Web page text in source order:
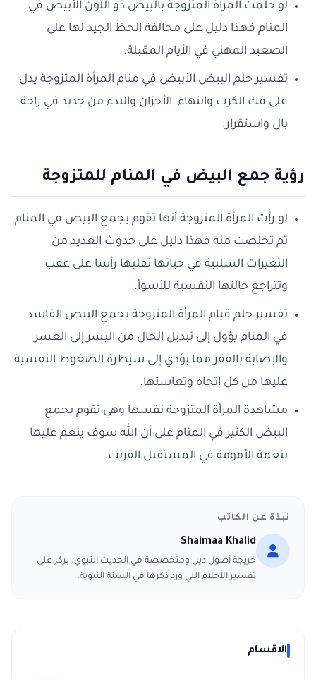
لو حلمت المرأة المتزوجة بالبيض ذو اللون الأبيض في
المنام فهذا دليل على محالفة الحظ الجيد لها على
الصعيد المهني في الأيام المقبلة.
تفسير حلم البيض الأبيض في منام المرأة المتزوجة يدل
على فك الكرب وانتهاء الأحزان والبدء من جديد في راحة
بال واستقرار.
رؤية جمع البيض في المنام للمتزوجة
لو رأت المرأة المتزوجة أنها تقوم بجمع البيض في المنام
ثم تخلصت منه فهذا دليل على حدوث العديد من
التغيرات السلبية في حياتها تقلبها رأسا على عقب
وتتراجع حالتها النفسية للأسوأ.
تفسير حلم قيام المرأة المتزوجة بجمع البيض الفاسد
في المنام يؤول إلى تبديل الحال من اليسر إلى العسر
والإصابة بالفقر مما يؤدي إلى سيطرة الضغوط النفسية
عليها من كل اتجاه وتعاستها.
مشاهدة المرأة المتزوجة نفسها وهي تقوم بجمع
البيض الكثير في المنام على أن الله سوف ينعم عليها
بنعمة الأمومة في المستقبل القريب.
نبذة عن الكاتب
Shaimaa Khalid
خريجة أصول دين ومتخصصة في الحديث النبوي. بركز على
تفسير الأحلام اللي ورد ذكرها في السنة النبوية.
الاقسام